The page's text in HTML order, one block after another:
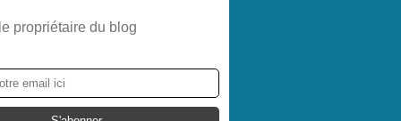
propriétaire du blog